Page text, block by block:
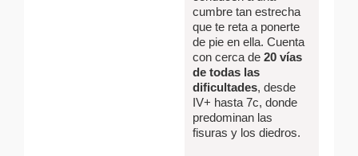
cumbre tan estrecha
que te reta a ponerte
de pie en ella. Cuenta
con cerca de20 vías
de todas las
dificultades, desde
IV+ hasta 7c, donde
predominan las
fisuras y los diedros.